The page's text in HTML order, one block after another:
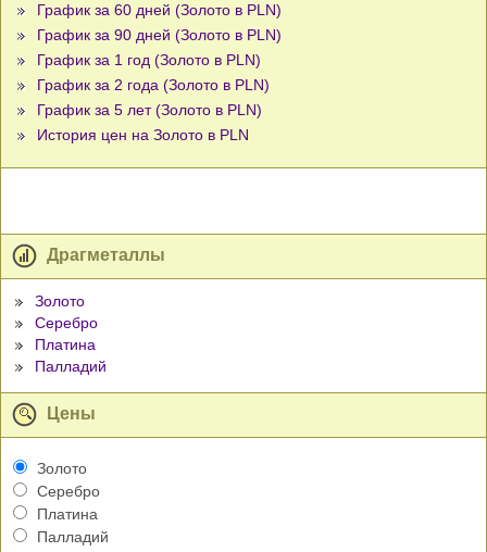
График за 60 дней (Золото в PLN)
График за 90 дней (Золото в PLN)
График за 1 год (Золото в PLN)
График за 2 года (Золото в PLN)
График за 5 лет (Золото в PLN)
История цен на Золото в PLN
Драгметаллы
Золото
Серебро
Платина
Палладий
Цены
Золото
Серебро
Платина
Палладий